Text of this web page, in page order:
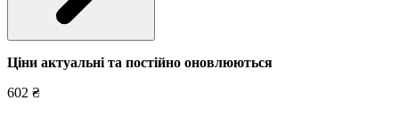
Ціни актуальні та постійно оновлюються
602 ₴